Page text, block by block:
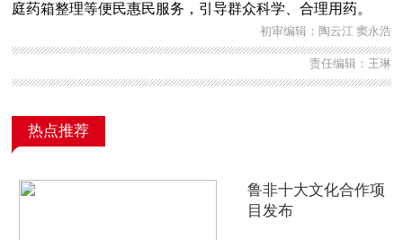
庭药箱整理等便民惠民服务，引导群众科学、合理用药。
初审编辑：陶云江 窦永浩
责任编辑：王琳
热点推荐
鲁非十大文化合作项
目发布